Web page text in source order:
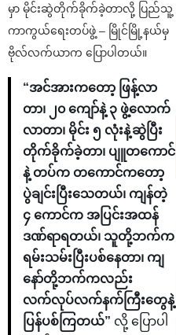
မှာ မိုင်းဆွဲတိုက်ခိုက်ခဲ့တာလို့ ပြည်သူ့
ကာကွယ်ရေးတပ်ဖွဲ့ – မြိုင်မြို့နယ်မှ
ဗိုလ်လက်ယာက ပြောပါတယ်။
“အင်အားကတော့ ဖြန့်လာ
တာ၊ ၂၀ ကျော်နဲ့ ၃ ဖွဲ့လောက်
လာတာ၊ မိုင်း ၅ လုံးနဲ့ဆွဲပြီး
တိုက်ခိုက်ခဲ့တာ၊ ပျူတကောင်
နဲ့ တပ်က တကောင်ကတော့
ပွဲချင်းပြီးသေတယ်၊ ကျန်တဲ့
၄ ကောင်က အပြင်းအထန်
ဒဏ်ရာရတယ်၊ သူတို့ဘက်က
ရမ်းသမ်းပြီးပစ်နေတာ၊ ကျ
နော်တို့ဘက်ကလည်း
လက်လုပ်လက်နက်ကြီးတွေနဲ့
ပြန်ပစ်ကြတယ်” လို့ ပြောပါ